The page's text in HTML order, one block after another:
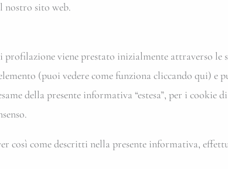
nostro sito web.
viene prestato inizialmente attraverso le
(puoi vedere come funziona cliccando qui) e
della presente informativa “estesa”, per i
così come descritti nella presente informativa,